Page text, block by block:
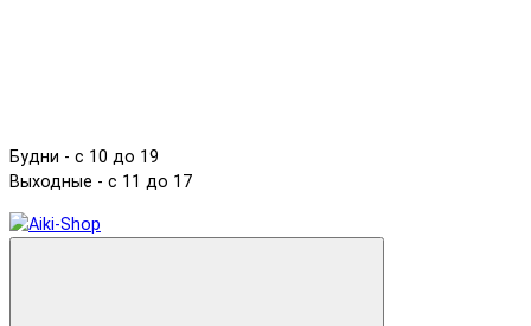
Будни - с 10 до 19
Выходные - c 11 до 17